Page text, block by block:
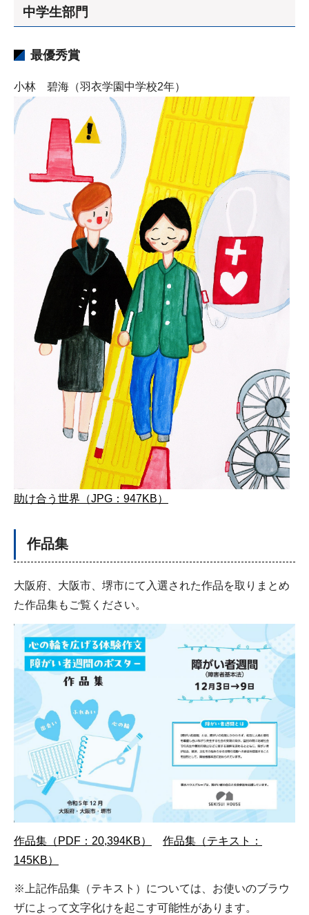
中学生部門
最優秀賞
小林 碧海（羽衣学園中学校2年）
助け合う世界（JPG：947KB）
作品集
大阪府、大阪市、堺市にて入選された作品を取りまとめ
た作品集もご覧ください。
作品集（PDF：20,394KB）
作品集（テキスト：
145KB）
※上記作品集（テキスト）については、お使いのブラウ
ザによって文字化けを起こす可能性があります。